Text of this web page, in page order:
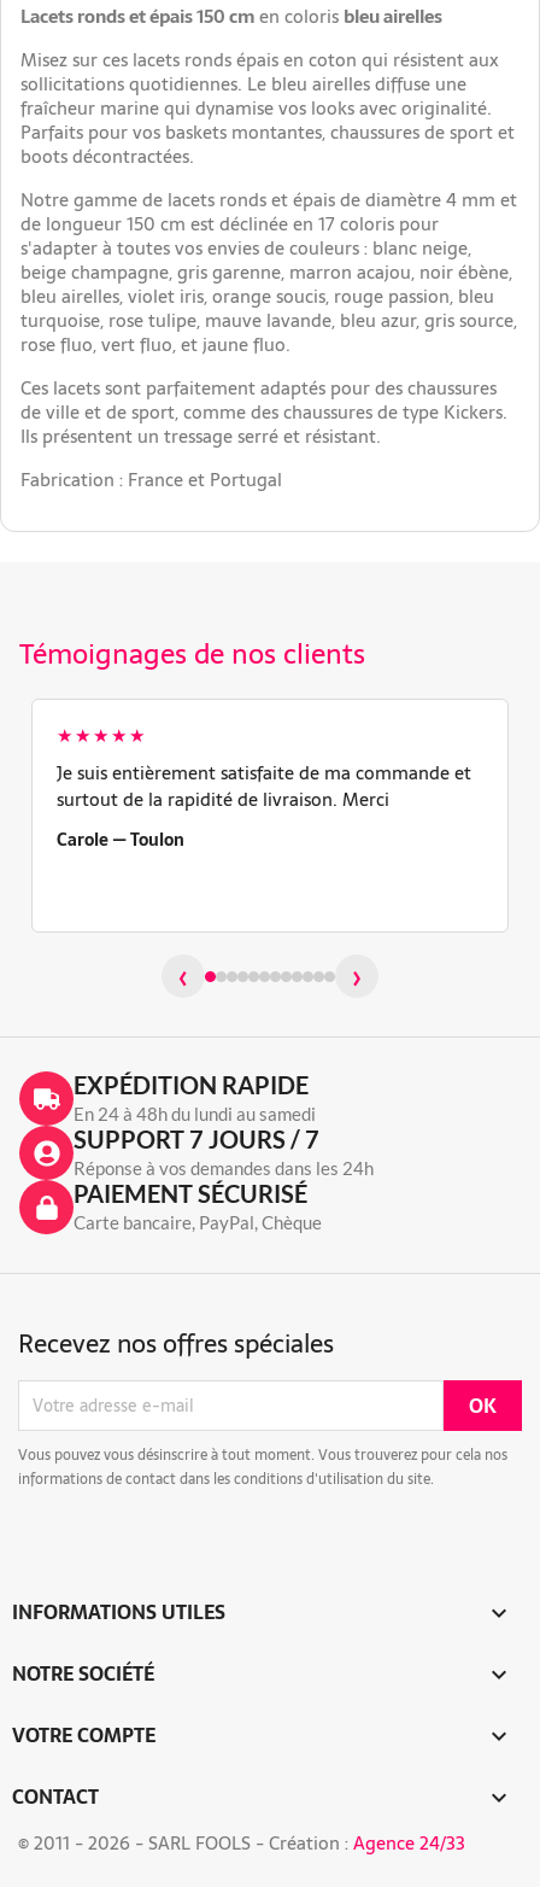
Lacets ronds et épais 150 cmen coloris bleu airelles
Misez sur ces lacets ronds épais en coton qui résistent aux
sollicitations quotidiennes. Le bleu airelles diffuse une
fraîcheur marine qui dynamise vos looks avec originalité.
Parfaits pour vos baskets montantes, chaussures de sport et
boots décontractées.
Notre gamme de lacets ronds et épais de diamètre 4 mm et
de longueur 150 cm est déclinée en 17 coloris pour
s'adapter à toutes vos envies de couleurs : blanc neige,
beige champagne, gris garenne, marron acajou, noir ébène,
bleu airelles, violet iris, orange soucis, rouge passion, bleu
turquoise, rose tulipe, mauve lavande, bleu azur, gris source,
rose fluo, vert fluo, et jaune fluo.
Ces lacets sont parfaitement adaptés pour des chaussures
de ville et de sport, comme des chaussures de type Kickers.
Ils présentent un tressage serré et résistant.
Fabrication : France et Portugal
Témoignages de nos clients
★★★★★
Je suis entièrement satisfaite de ma commande et
surtout de la rapidité de livraison. Merci
Carole — Toulon
‹ ›
EXPÉDITION RAPIDE
En 24 à 48h du lundi au samedi
SUPPORT 7 JOURS / 7
Réponse à vos demandes dans les 24h
PAIEMENT SÉCURISÉ
Carte bancaire, PayPal, Chèque
Recevez nos offres spéciales
Vous pouvez vous désinscrire à tout moment. Vous trouverez pour cela nos
informations de contact dans les conditions d'utilisation du site.
INFORMATIONS UTILES 
NOTRE SOCIÉTÉ 
VOTRE COMPTE 
CONTACT keyboard_arrow_down
© 2011 -2026 - SARL FOOLS - Création : Agence 24/33